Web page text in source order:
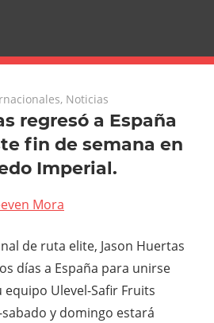
, Noticias
regresó a España
fin de semana en
Imperial.
Mora
de ruta elite, Jason Huertas
días a España para unirse
Ulevel-Safir Fruits
y domingo estará